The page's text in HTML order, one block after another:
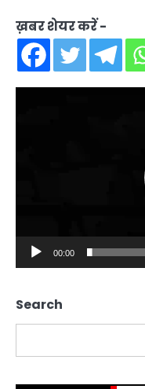
ख़बर शेयर करें -
00:00
Search